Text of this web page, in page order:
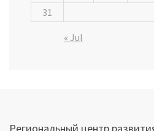
31
« Jul